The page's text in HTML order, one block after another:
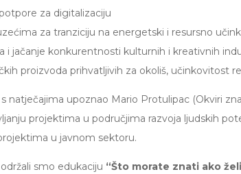
za digitalizaciju
za tranziciju na energetski i resursno
i jačanje konkurentnosti kulturnih i kreativnih
proizvoda prihvatljivih za okoliš, učinkovitost
natječajima upoznao Mario Protulipac (Okviri
projektima u područjima razvoja ljudskih
u javnom sektoru.
smo edukaciju “Što morate znati ako